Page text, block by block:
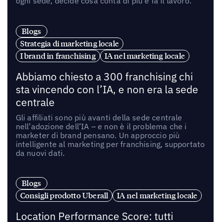
Blogs
Strategia di marketing locale
I brand in franchising
IA nel marketing locale
Abbiamo chiesto a 300 franchising chi
sta vincendo con l’IA, e non era la sede
centrale
Gli affiliati sono più avanti della sede centrale
nell’adozione dell’IA – e non è il problema che i
marketer di brand pensano. Un approccio più
intelligente al marketing per franchising, supportato
da nuovi dati.
Blogs
Consigli prodotto Uberall
IA nel marketing locale
Location Performance Score: tutti